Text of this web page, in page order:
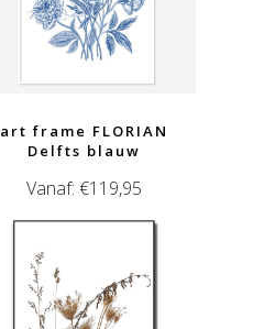
art frame FLORIAN
Delfts blauw
Vanaf: €119,95